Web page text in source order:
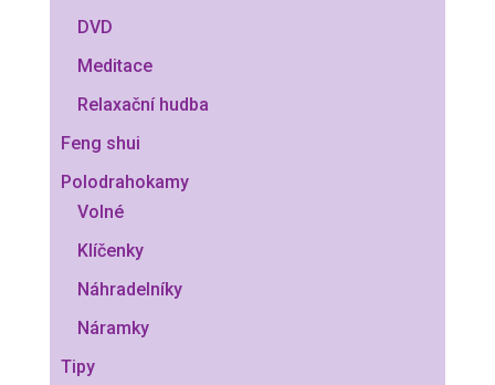
DVD
Meditace
Relaxační hudba
Feng shui
Polodrahokamy
Volné
Klíčenky
Náhradelníky
Náramky
Tipy